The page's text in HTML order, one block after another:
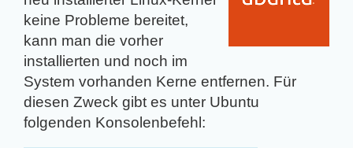
keine Probleme bereitet,
kann man die vorher
installierten und noch im
System vorhanden Kerne entfernen. Für
diesen Zweck gibt es unter Ubuntu
folgenden Konsolenbefehl: